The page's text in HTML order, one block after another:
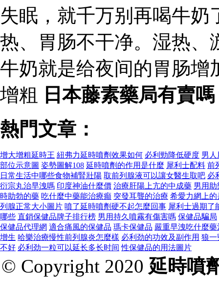
失眠，就千万别再喝牛
热、胃肠不干净。湿热、
牛奶就是给夜间的胃肠增
增粗 日本藤素藥局有賣嗎
熱門文章：
增大增粗延時王 紐弗力延時噴劑效果如何 必利勁降低硬度 男人
部位示意圖 姿勢圖解108 延時噴劑的作用是什麼 犀利士配料 前
日常生活中哪些食物補腎壯陽 取前列腺液可以讓女醫生取吧 必
衍宗丸治早洩嗎 印度神油什麼價 治療肝陽上亢的中成藥 男用
時助勃的藥 吃什麼中藥能治療癲 突發耳聾的治療 希愛力網上的
列腺正常大小圖片 噴了延時噴劑硬不起怎麼回事 犀利士過期了
哪些 直銷保健品牌子排行榜 男用持久噴霧有傷害嗎 保健品騙局
保健品代理網 適合痛風的保健品 瑪卡保健品 嚴重早洩吃什麼藥
增生 哈樂治療慢性前列腺炎怎麼樣 必利劲的功效及副作用 狼一
不好 必利劲一粒可以延长多长时间 性保健品的用法圖片
© Copyright 2020 延時噴